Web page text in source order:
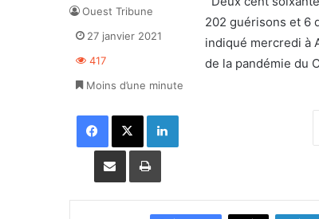
202 guérisons et 6
indiqué mercredi à
de la pandémie du
Ouest Tribune
27 janvier 2021
417
Moins d’une minute
Facebook X Linkedin
Partager par email Imprimer